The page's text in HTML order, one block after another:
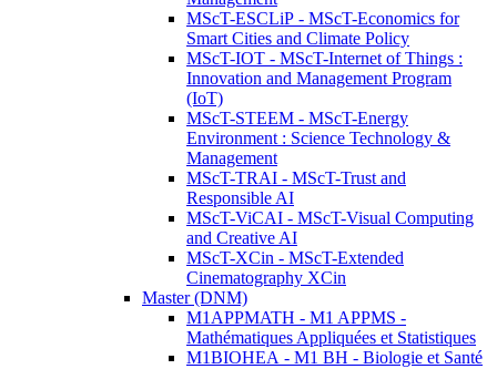
MScT-ESCLiP - MScT-Economics for
Smart Cities and Climate Policy
MScT-IOT - MScT-Internet of Things :
Innovation and Management Program
(IoT)
MScT-STEEM - MScT-Energy
Environment : Science Technology &
Management
MScT-TRAI - MScT-Trust and
Responsible AI
MScT-ViCAI - MScT-Visual Computing
and Creative AI
MScT-XCin - MScT-Extended
Cinematography XCin
Master (DNM)
M1APPMATH - M1 APPMS -
Mathématiques Appliquées et Statistiques
M1BIOHEA - M1 BH - Biologie et Santé